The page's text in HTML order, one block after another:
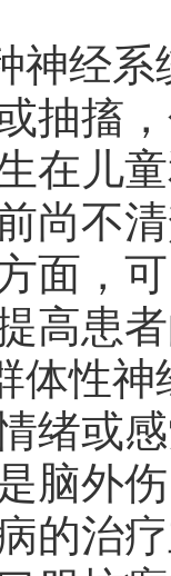
神经
抽搐
在儿
尚不
面，
高患
体性
绪或
脑外
的治